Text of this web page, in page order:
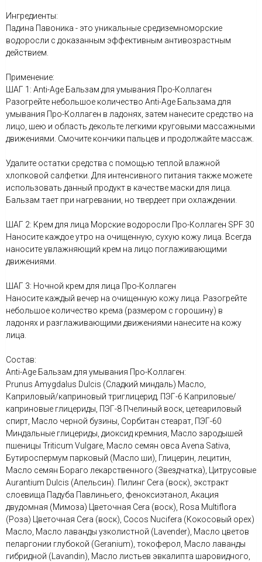
Ингредиенты:
Падина Павоника - это уникальные средиземноморские
водоросли с доказанным эффективным антивозрастным
действием.
Применение:
ШАГ 1: Anti-Age Бальзам для умывания Про-Коллаген
Разогрейте небольшое количество Anti-Age Бальзама для
умывания Про-Коллаген в ладонях, затем нанесите средство на
лицо, шею и область декольте легкими круговыми массажными
движениями. Смочите кончики пальцев и продолжайте массаж.
Удалите остатки средства с помощью теплой влажной
хлопковой салфетки. Для интенсивного питания также можете
использовать данный продукт в качестве маски для лица.
Бальзам тает при нагревании, но твердеет при охлаждении.
ШАГ 2: Крем для лица Морские водоросли Про-Коллаген SPF 30
Наносите каждое утро на очищенную, сухую кожу лица. Всегда
наносите увлажняющий крем на лицо поглаживающими
движениями.
ШАГ 3: Ночной крем для лица Про-Коллаген
Наносите каждый вечер на очищенную кожу лица. Разогрейте
небольшое количество крема (размером с горошину) в
ладонях и разглаживающими движениями нанесите на кожу
лица.
Состав:
Anti-Age Бальзам для умывания Про-Коллаген:
Prunus Amygdalus Dulcis (Сладкий миндаль) Масло,
Каприловый/каприновый триглицерид, ПЭГ-6 Каприловые/
каприновые глицериды, ПЭГ-8 Пчелиный воск, цетеариловый
спирт, Масло черной бузины, Сорбитан стеарат, ПЭГ-60
Миндальные глицериды, диоксид кремния, Масло зародышей
пшеницы Triticum Vulgare, Масло семян овса Avena Sativa,
Бутироспермум парковый (Масло ши), Глицерин, лецитин,
Масло семян Бораго лекарственного (Звездчатка), Цитрусовые
Aurantium Dulcis (Апельсин). Пилинг Cera (воск), экстракт
слоевища Падуба Павлиньего, феноксиэтанол, Акация
двудомная (Мимоза) Цветочная Cera (воск), Rosa Multiflora
(Роза) Цветочная Cera (воск), Cocos Nucifera (Кокосовый орех)
Масло, Масло лаванды узколистной (Lavender), Масло цветов
пеларгонии глубокой (Geranium), токоферол, Масло лаванды
гибридной (Lavandin), Масло листьев эвкалипта шаровидного,